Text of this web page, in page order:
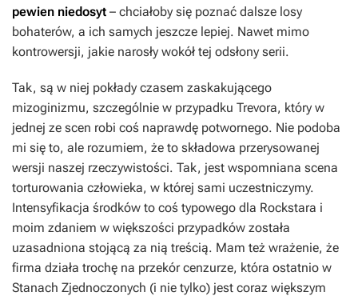
pewien niedosyt – chciałoby się poznać dalsze losy
bohaterów, a ich samych jeszcze lepiej. Nawet mimo
kontrowersji, jakie narosły wokół tej odsłony serii.
Tak, są w niej pokłady czasem zaskakującego
mizoginizmu, szczególnie w przypadku Trevora, który w
jednej ze scen robi coś naprawdę potwornego. Nie podoba
mi się to, ale rozumiem, że to składowa przerysowanej
wersji naszej rzeczywistości. Tak, jest wspomniana scena
torturowania człowieka, w której sami uczestniczymy.
Intensyfikacja środków to coś typowego dla Rockstara i
moim zdaniem w większości przypadków została
uzasadniona stojącą za nią treścią. Mam też wrażenie, że
firma działa trochę na przekór cenzurze, która ostatnio w
Stanach Zjednoczonych (i nie tylko) jest coraz większym